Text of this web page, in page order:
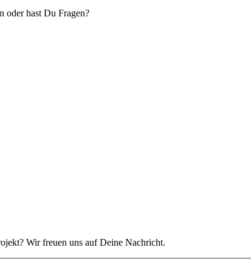
oder hast Du Fragen?
Wir freuen uns auf Deine Nachricht.